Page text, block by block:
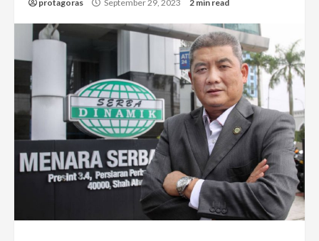
protagoras September 29, 2023 2 min read